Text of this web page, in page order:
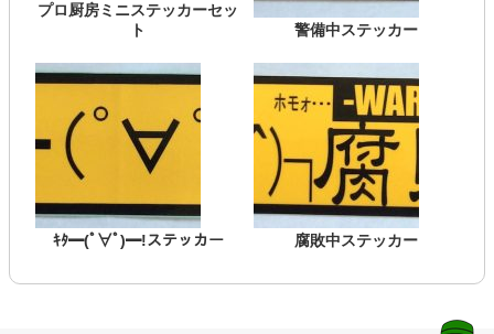
プロ厨房ミニステッカーセッ
ト
警備中ステッカー
ｷﾀ━(ﾟ∀ﾟ)━!ステッカー 腐敗中ステッカー